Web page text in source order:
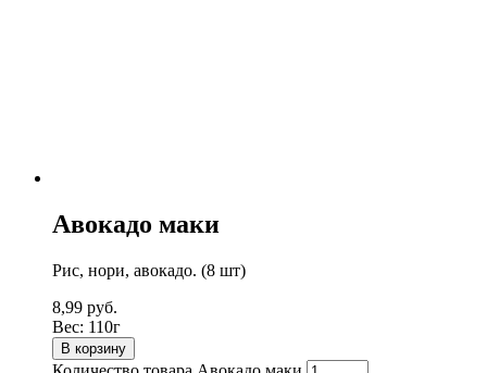
Авокадо маки
Рис, нори, авокадо. (8 шт)
8,99 руб.
Вес: 110г
В корзину